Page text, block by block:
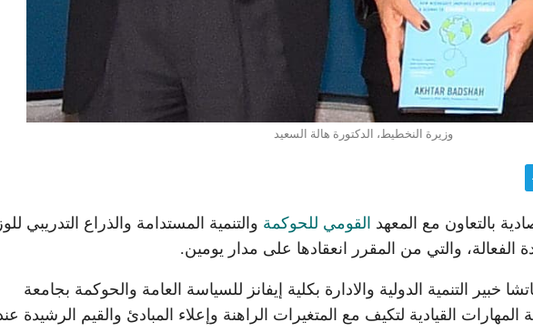
وزيرة النخطيط، الدكتورة هالة السعيد
بالتعاون مع المعهد القومي للحوكمة والتنمية المستدامة والذراع التدريبي
الفعالة، والتي من المقرر انعقادها على مدار يومين.
خبير التنمية الدولية والادارة بكلية إيفانز للسياسة العامة والحوكمة بجامعة
القيادية لتكيف مع المتغيرات الراهنة وإعلاء المبادئ والقيم الرشيدة